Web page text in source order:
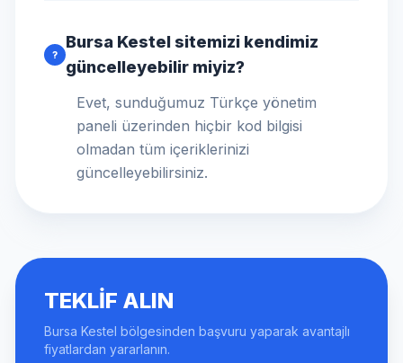
?
Bursa Kestel sitemizi kendimiz
güncelleyebilir miyiz?
Evet, sunduğumuz Türkçe yönetim
paneli üzerinden hiçbir kod bilgisi
olmadan tüm içeriklerinizi
güncelleyebilirsiniz.
TEKLIF ALIN
Bursa Kestel bölgesinden başvuru yaparak avantajlı
fiyatlardan yararlanın.